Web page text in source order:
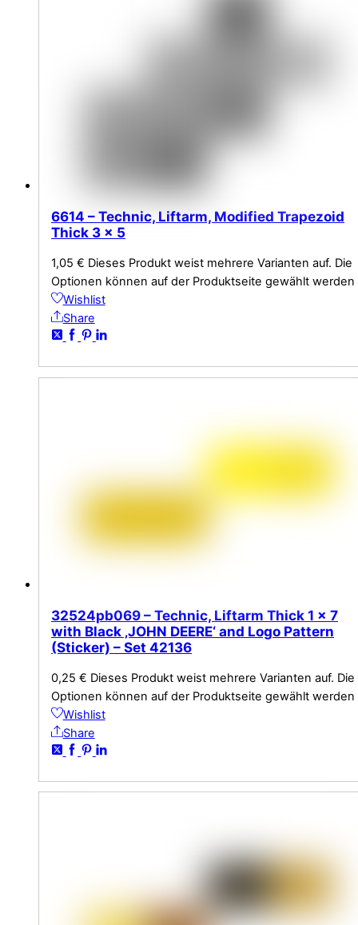
6614 – Technic, Liftarm, Modified Trapezoid
Thick 3 x 5
1,05 € Dieses Produkt weist mehrere Varianten auf. Die
Optionen können auf der Produktseite gewählt werden
Wishlist
Share
32524pb069 – Technic, Liftarm Thick 1 x 7
with Black ‚JOHN DEERE‘ and Logo Pattern
(Sticker) – Set 42136
0,25 € Dieses Produkt weist mehrere Varianten auf. Die
Optionen können auf der Produktseite gewählt werden
Wishlist
Share